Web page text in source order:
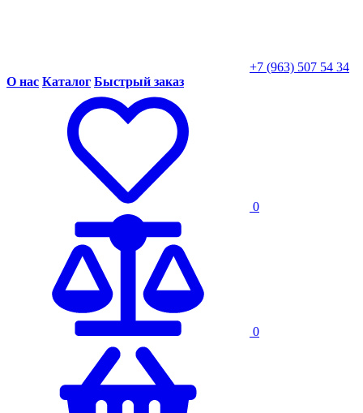
+7 (963) 507 54 34
О нас Каталог Быстрый заказ
0
0